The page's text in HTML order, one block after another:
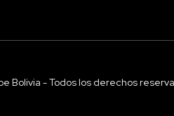
Bolivia - Todos los derechos